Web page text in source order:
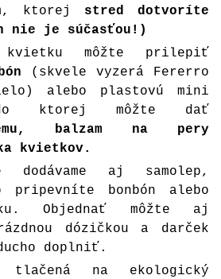
ktorej stred dotvoríte
nie je súčasťou!)
môžte prilepiť
(skvele vyzerá Fererro
alebo plastovú mini
ktorej môžte dať
balzam na pery
kvietkov.
dodávame aj samolep,
pripevníte bonbón alebo
Objednať môžte aj
dózičkou a darček
doplniť.
na ekologický